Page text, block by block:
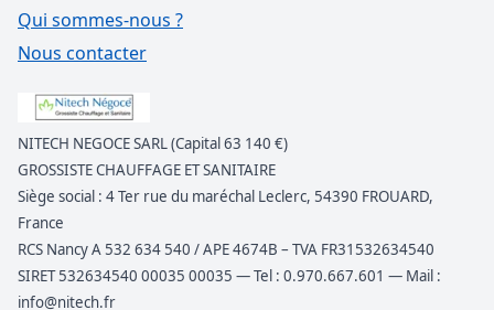
Qui sommes-nous ?
Nous contacter
NITECH NEGOCE SARL (Capital 63 140 €)
GROSSISTE CHAUFFAGE ET SANITAIRE
Siège social : 4 Ter rue du maréchal Leclerc, 54390 FROUARD,
France
RCS Nancy A 532 634 540 / APE 4674B – TVA FR31532634540
SIRET 532634540 00035 00035 — Tel : 0.970.667.601 — Mail :
info@nitech.fr